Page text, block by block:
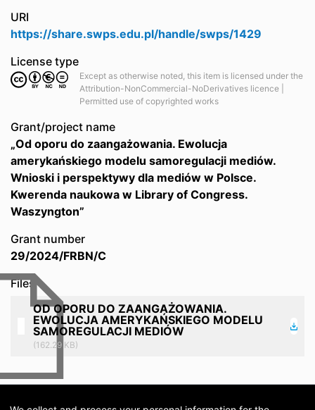
URI
https://share.swps.edu.pl/handle/swps/1429
License type
Except as otherwise noted, this item is licensed under the
Attribution-NonCommercial-NoDerivatives licence |
Permitted use of copyrighted works
Grant/project name
„Od oporu do zaangażowania. Ewolucja
amerykańskiego modelu samoregulacji mediów.
Wnioski i perspektywy dla mediów w Polsce.
Kwerenda naukowa w Library of Congress.
Waszyngton”
Grant number
29/2024/FRBN/C
Files
OD OPORU DO ZAANGAŻOWANIA.
EWOLUCJA AMERYKAŃSKIEGO MODELU
SAMOREGULACJI MEDIÓW
(162.29 KB)